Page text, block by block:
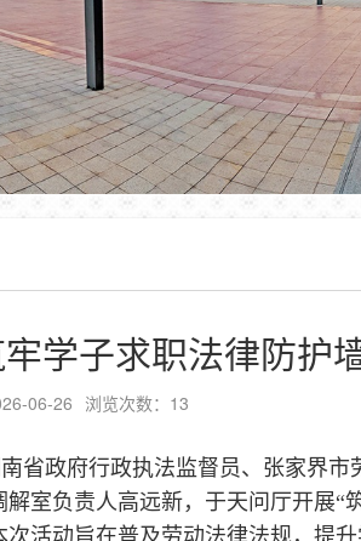
学子求职法律防护
06-26 浏览次数： 13
省政府行政执法监督员、张家界市
室负责人高远新，于天问厅开展“